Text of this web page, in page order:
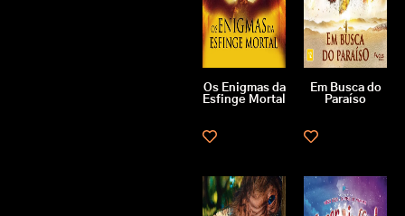
Os Enigmas da
Esfinge Mortal
Em Busca do
Paraíso